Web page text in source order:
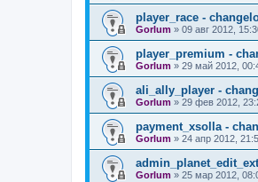
player_race -
Gorlum » 09 авг 2012,
player_premium -
Gorlum » 29 май 2012,
ali_ally_player -
Gorlum » 29 фев 2012,
payment_xsolla -
Gorlum » 24 апр 2012,
Gorlum » 25 мар 2012,